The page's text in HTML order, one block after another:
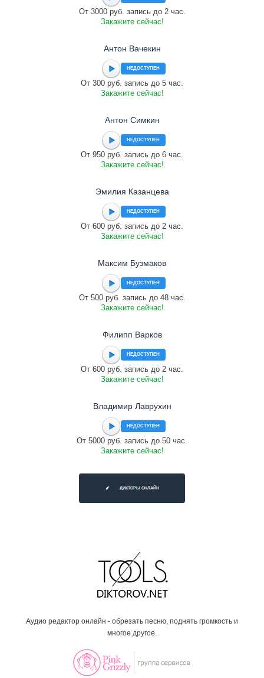
От 3000 руб. запись до 2 час.
Закажите сейчас!
Антон Вачекин
НЕДОСТУПЕН
От 300 руб. запись до 5 час.
Закажите сейчас!
Антон Симкин
НЕДОСТУПЕН
От 950 руб. запись до 6 час.
Закажите сейчас!
Эмилия Казанцева
НЕДОСТУПЕН
От 600 руб. запись до 2 час.
Закажите сейчас!
Максим Бузмаков
НЕДОСТУПЕН
От 500 руб. запись до 48 час.
Закажите сейчас!
Филипп Варков
НЕДОСТУПЕН
От 600 руб. запись до 2 час.
Закажите сейчас!
Владимир Лаврухин
НЕДОСТУПЕН
От 5000 руб. запись до 50 час.
Закажите сейчас!
ДИКТОРЫ ОНЛАЙН
Аудио редактор онлайн - обрезать песню, поднять громкость и
многое другое.